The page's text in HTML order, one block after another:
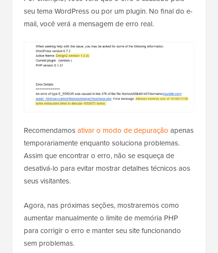
seu tema WordPress ou por um plugin. No final do e-
mail, você verá a mensagem de erro real.
Recomendamosativar o modo de depuração apenas
temporariamente enquanto soluciona problemas.
Assim que encontrar o erro, não se esqueça de
desativá-lo para evitar mostrar detalhes técnicos aos
seus visitantes.
Agora, nas próximas seções, mostraremos como
aumentar manualmente o limite de memória PHP
para corrigir o erro e manter seu site funcionando
sem problemas.